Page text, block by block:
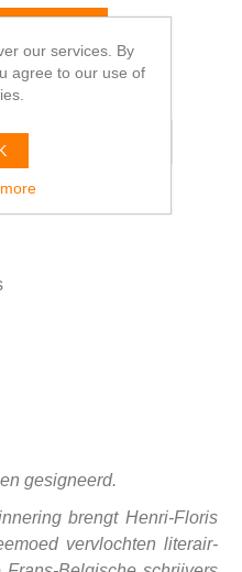
want to ship from
gesigneerd.
brengt Henri-Floris
vervlochten literair-
our services. By
agree to our use of